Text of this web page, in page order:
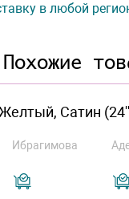
в любой
Похожие
Сатин
Ибрагимова